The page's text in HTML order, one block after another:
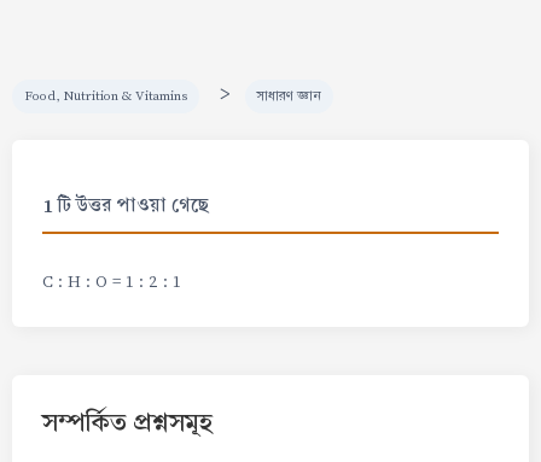
Food, Nutrition & Vitamins > সাধারণ জ্ঞান
1 টি উত্তর পাওয়া গেছে
C : H : O = 1 : 2 : 1
সম্পর্কিত প্রশ্নসমূহ